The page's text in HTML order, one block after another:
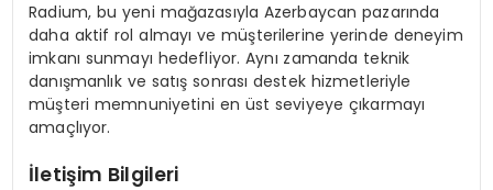
Radium, bu yeni mağazasıyla Azerbaycan pazarında
daha aktif rol almayı ve müşterilerine yerinde deneyim
imkanı sunmayı hedefliyor. Aynı zamanda teknik
danışmanlık ve satış sonrası destek hizmetleriyle
müşteri memnuniyetini en üst seviyeye çıkarmayı
amaçlıyor.
İletişim Bilgileri